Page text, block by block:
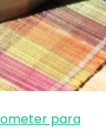
para